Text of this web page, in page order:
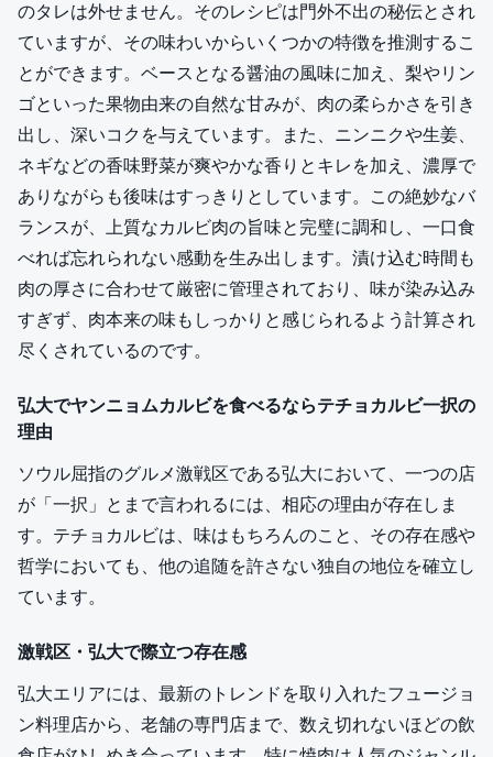
のタレは外せません。そのレシピは門外不出の秘伝とされ
ていますが、その味わいからいくつかの特徴を推測するこ
とができます。ベースとなる醤油の風味に加え、梨やリン
ゴといった果物由来の自然な甘みが、肉の柔らかさを引き
出し、深いコクを与えています。また、ニンニクや生姜、
ネギなどの香味野菜が爽やかな香りとキレを加え、濃厚で
ありながらも後味はすっきりとしています。この絶妙なバ
ランスが、上質なカルビ肉の旨味と完璧に調和し、一口食
べれば忘れられない感動を生み出します。漬け込む時間も
肉の厚さに合わせて厳密に管理されており、味が染み込み
すぎず、肉本来の味もしっかりと感じられるよう計算され
尽くされているのです。
弘大でヤンニョムカルビを食べるならテチョカルビ一択の
理由
ソウル屈指のグルメ激戦区である弘大において、一つの店
が「一択」とまで言われるには、相応の理由が存在しま
す。テチョカルビは、味はもちろんのこと、その存在感や
哲学においても、他の追随を許さない独自の地位を確立し
ています。
激戦区・弘大で際立つ存在感
弘大エリアには、最新のトレンドを取り入れたフュージョ
ン料理店から、老舗の専門店まで、数え切れないほどの飲